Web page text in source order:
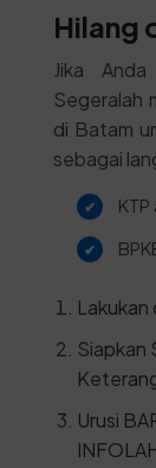
Hilang
Jika
Segeralah
di Batam
sebagai
Lakukan
Siapkan
Urusi